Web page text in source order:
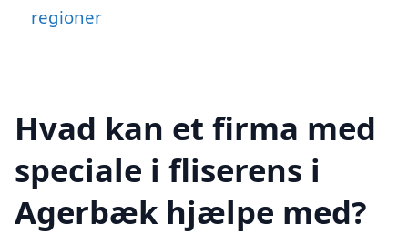
regioner
Hvad kan et firma med
speciale i fliserens i
Agerbæk hjælpe med?